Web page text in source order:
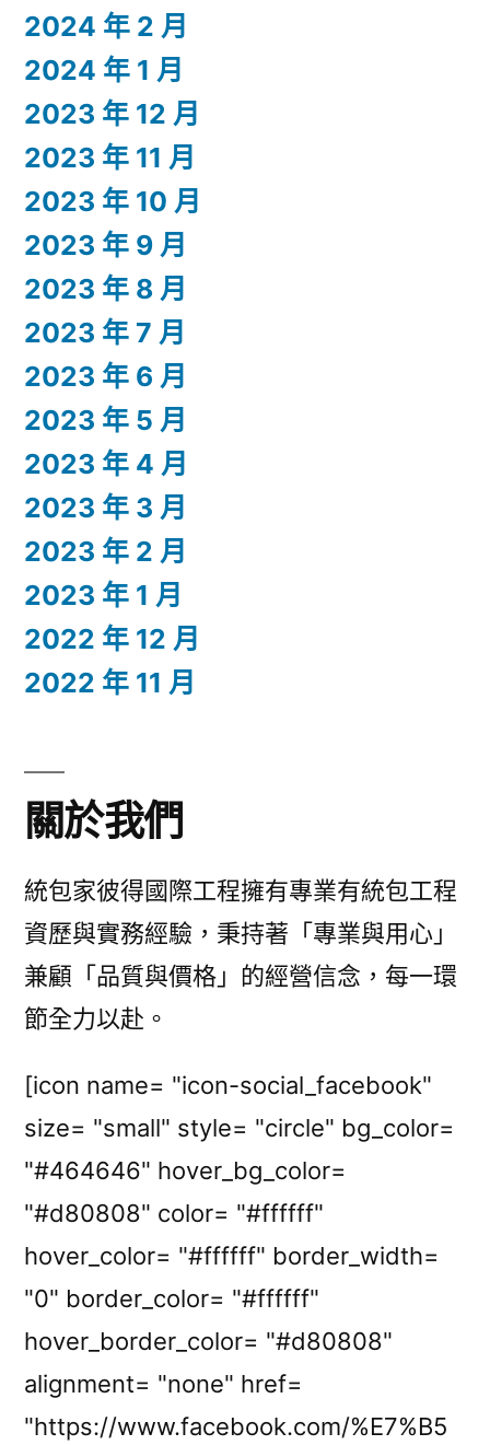
2024 年 2 月
2024 年 1 月
2023 年 12 月
2023 年 11 月
2023 年 10 月
2023 年 9 月
2023 年 8 月
2023 年 7 月
2023 年 6 月
2023 年 5 月
2023 年 4 月
2023 年 3 月
2023 年 2 月
2023 年 1 月
2022 年 12 月
2022 年 11 月
關於我們
統包家彼得國際工程擁有專業有統包工程
資歷與實務經驗，秉持著「專業與用心」
兼顧「品質與價格」的經營信念，每一環
節全力以赴。
[icon name= "icon-social_facebook"
size= "small" style= "circle" bg_color=
"#464646" hover_bg_color=
"#d80808" color= "#ffffff"
hover_color= "#ffffff" border_width=
"0" border_color= "#ffffff"
hover_border_color= "#d80808"
alignment= "none" href=
"https://www.facebook.com/%E7%B5